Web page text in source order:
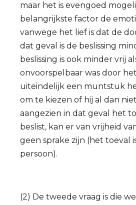
maar het is evengoed
belangrijkste factor de
vanwege het lief is dat de
dat geval is de beslissing
beslissing is ook minder vrij
onvoorspelbaar was door
uiteindelijk een muntstuk
om te kiezen of hij al dan
aangezien in dat geval het
beslist, kan er van vrijheid
geen sprake zijn (het toeval
persoon).
(2) De tweede vraag is die